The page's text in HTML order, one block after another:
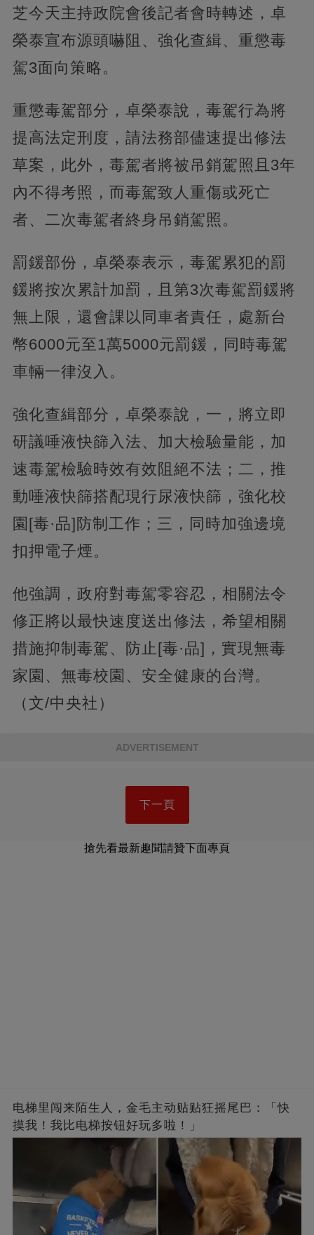
芝今天主持政院會後記者會時轉述，卓
榮泰宣布源頭嚇阻、強化查緝、重懲毒
駕3面向策略。
重懲毒駕部分，卓榮泰說，毒駕行為將
提高法定刑度，請法務部儘速提出修法
草案，此外，毒駕者將被吊銷駕照且3年
內不得考照，而毒駕致人重傷或死亡
者、二次毒駕者終身吊銷駕照。
罰鍰部份，卓榮泰表示，毒駕累犯的罰
鍰將按次累計加罰，且第3次毒駕罰鍰將
無上限，還會課以同車者責任，處新台
幣6000元至1萬5000元罰鍰，同時毒駕
車輛一律沒入。
強化查緝部分，卓榮泰說，一，將立即
研議唾液快篩入法、加大檢驗量能，加
速毒駕檢驗時效有效阻絕不法；二，推
動唾液快篩搭配現行尿液快篩，強化校
園[毒·品]防制工作；三，同時加強邊境
扣押電子煙。
他強調，政府對毒駕零容忍，相關法令
修正將以最快速度送出修法，希望相關
措施抑制毒駕、防止[毒·品]，實現無毒
家園、無毒校園、安全健康的台灣。
（文/中央社）
ADVERTISEMENT
下一頁
搶先看最新趣聞請贊下面專頁
电梯里闯来陌生人，金毛主动贴贴狂摇尾巴：「快
摸我！我比电梯按钮好玩多啦！」